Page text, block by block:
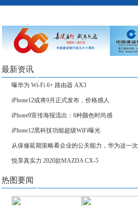
最新资讯
曝华为 Wi-Fi 6+ 路由器 AX3
iPhone12或将9月正式发布，价格感人
iPhone9宣传海报流出：6种颜色时尚感
iPhone12黑科技功能超级WiFi曝光
从保修延期策略看企业的公关能力，华为这一次
悦享真实力 2020款MAZDA CX-5
热图要闻